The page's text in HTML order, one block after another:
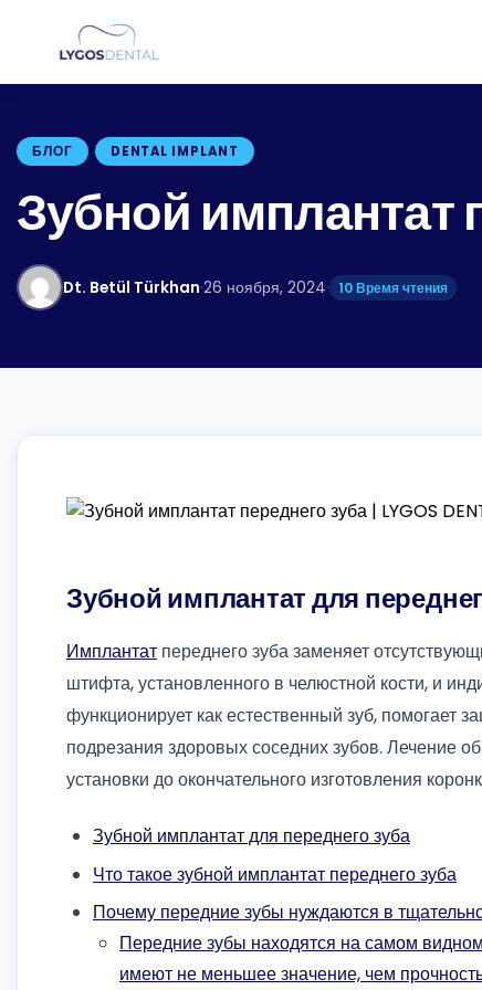
БЛОГ DENTAL IMPLANT
Зубной имплантат
Dt. Betül Türkhan·26 ноября, 2024· 10 Время чтения
Зубной имплантат для
Имплантат переднего зуба заменяет
штифта, установленного в челюстной кости, и
функционирует как естественный зуб, помогает
подрезания здоровых соседних зубов. Лечение
установки до окончательного изготовления
Зубной имплантат для переднего зуба
Что такое зубной имплантат переднего зуба
Почему передние зубы нуждаются в
Передние зубы находятся на самом
имеют не меньшее значение, чем